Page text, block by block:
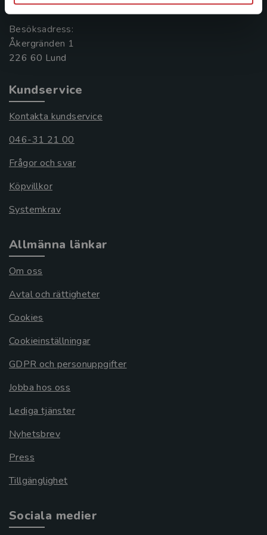
Besöksadress:
Åkergränden 1
Kundservice
Kontakta kundservice
046-31 21 00
Frågor och svar
Köpvillkor
Systemkrav
Allmänna länkar
Om oss
Avtal och rättigheter
Cookies
Cookieinställningar
GDPR och personuppgifter
Jobba hos oss
Lediga tjänster
Nyhetsbrev
Press
Tillgänglighet
Sociala medier